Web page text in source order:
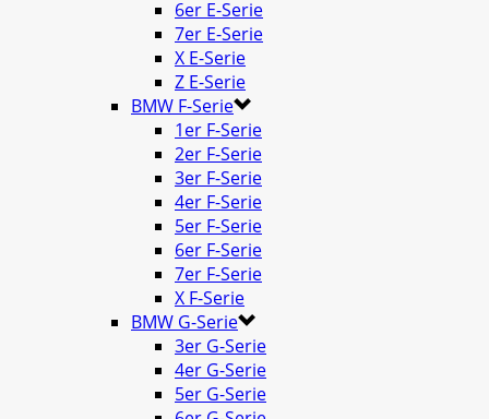
6er E-Serie
7er E-Serie
X E-Serie
Z E-Serie
BMW F-Serie
1er F-Serie
2er F-Serie
3er F-Serie
4er F-Serie
5er F-Serie
6er F-Serie
7er F-Serie
X F-Serie
BMW G-Serie
3er G-Serie
4er G-Serie
5er G-Serie